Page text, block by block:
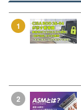
1
2